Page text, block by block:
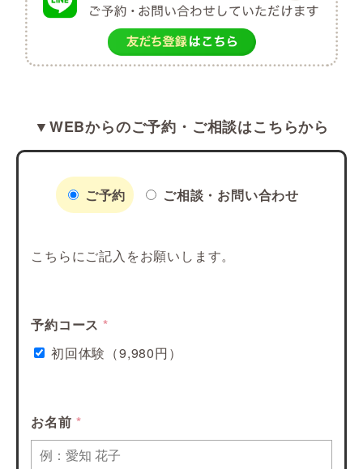
▼WEBからのご予約・ご相談はこちらから
ご予約 ご相談・お問い合わせ
こちらにご記入をお願いします。
予約コース *
初回体験（9,980円）
お名前 *